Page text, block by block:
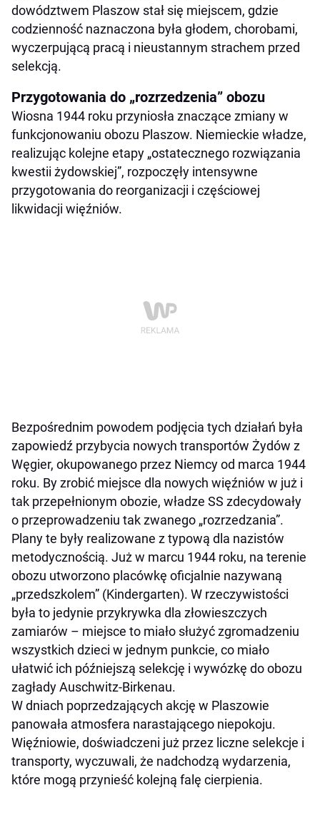
dowództwem Plaszow stał się miejscem, gdzie
codzienność naznaczona była głodem, chorobami,
wyczerpującą pracą i nieustannym strachem przed
selekcją.
Przygotowania do „rozrzedzenia” obozu
Wiosna 1944 roku przyniosła znaczące zmiany w
funkcjonowaniu obozu Plaszow. Niemieckie władze,
realizując kolejne etapy „ostatecznego rozwiązania
kwestii żydowskiej”, rozpoczęły intensywne
przygotowania do reorganizacji i częściowej
likwidacji więźniów.
Bezpośrednim powodem podjęcia tych działań była
zapowiedź przybycia nowych transportów Żydów z
Węgier, okupowanego przez Niemcy od marca 1944
roku. By zrobić miejsce dla nowych więźniów w już i
tak przepełnionym obozie, władze SS zdecydowały
o przeprowadzeniu tak zwanego „rozrzedzania”.
Plany te były realizowane z typową dla nazistów
metodycznością. Już w marcu 1944 roku, na terenie
obozu utworzono placówkę oficjalnie nazywaną
„przedszkolem” (Kindergarten). W rzeczywistości
była to jedynie przykrywka dla złowieszczych
zamiarów – miejsce to miało służyć zgromadzeniu
wszystkich dzieci w jednym punkcie, co miało
ułatwić ich późniejszą selekcję i wywózkę do obozu
zagłady Auschwitz-Birkenau.
W dniach poprzedzających akcję w Plaszowie
panowała atmosfera narastającego niepokoju.
Więźniowie, doświadczeni już przez liczne selekcje i
transporty, wyczuwali, że nadchodzą wydarzenia,
które mogą przynieść kolejną falę cierpienia.